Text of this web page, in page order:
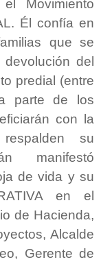
Movimiento
Él confía en
que se
del
predial (entre
parte de los
con la
su
manifestó
de vida y su
en el
de Hacienda,
Alcalde
Gerente de